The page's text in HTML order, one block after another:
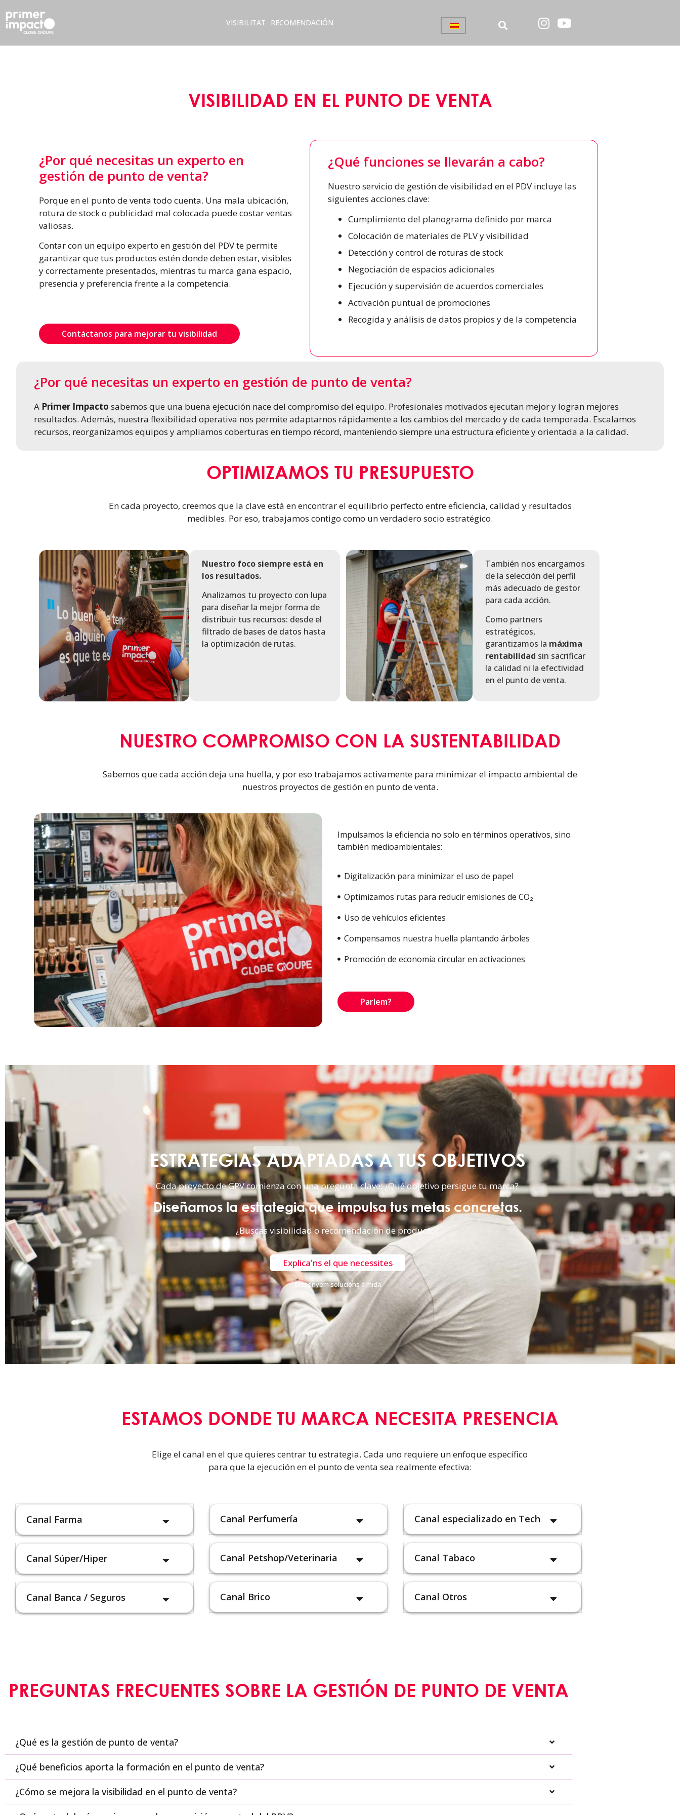
VISIBILITAT RECOMENDACIÓN
VISIBILIDAD EN EL PUNTO DE VENTA
¿Por qué necesitas un experto en
gestión de punto de venta?
Porque en el punto de venta todo cuenta. Una mala ubicación,
rotura de stock o publicidad mal colocada puede costar ventas
valiosas.
Contar con un equipo experto en gestión del PDV te permite
garantizar que tus productos estén donde deben estar, visibles
y correctamente presentados, mientras tu marca gana espacio,
presencia y preferencia frente a la competencia.
Contáctanos para mejorar tu visibilidad
¿Qué funciones se llevarán a cabo?
Nuestro servicio de gestión de visibilidad en el PDV incluye las
siguientes acciones clave:
Cumplimiento del planograma definido por marca
Colocación de materiales de PLV y visibilidad
Detección y control de roturas de stock
Negociación de espacios adicionales
Ejecución y supervisión de acuerdos comerciales
Activación puntual de promociones
Recogida y análisis de datos propios y de la competencia
¿Por qué necesitas un experto en gestión de punto de venta?
A Primer Impacto sabemos que una buena ejecución nace del compromiso del equipo. Profesionales motivados ejecutan mejor y logran mejores
resultados. Además, nuestra flexibilidad operativa nos permite adaptarnos rápidamente a los cambios del mercado y de cada temporada. Escalamos
recursos, reorganizamos equipos y ampliamos coberturas en tiempo récord, manteniendo siempre una estructura eficiente y orientada a la calidad.
OPTIMIZAMOS TU PRESUPUESTO
En cada proyecto, creemos que la clave está en encontrar el equilibrio perfecto entre eficiencia, calidad y resultados
medibles. Por eso, trabajamos contigo como un verdadero socio estratégico.
Nuestro foco siempre está en
los resultados.
Analizamos tu proyecto con lupa
para diseñar la mejor forma de
distribuir tus recursos: desde el
filtrado de bases de datos hasta
la optimización de rutas.
También nos encargamos
de la selección del perfil
más adecuado de gestor
para cada acción.
Como partners
estratégicos,
garantizamos la máxima
rentabilidad sin sacrificar
la calidad ni la efectividad
en el punto de venta.
NUESTRO COMPROMISO CON LA SUSTENTABILIDAD
Sabemos que cada acción deja una huella, y por eso trabajamos activamente para minimizar el impacto ambiental de
nuestros proyectos de gestión en punto de venta.
Impulsamos la eficiencia no solo en términos operativos, sino
también medioambientales:
Digitalización para minimizar el uso de papel
Optimizamos rutas para reducir emisiones de CO₂
Uso de vehículos eficientes
Compensamos nuestra huella plantando árboles
Promoción de economía circular en activaciones
Parlem?
ESTRATEGIAS ADAPTADAS A TUS OBJETIVOS
Cada proyecto de GPV comienza con una pregunta clave: ¿Qué objetivo persigue tu marca?
Diseñamos la estrategia que impulsa tus metas concretas.
¿Buscas visibilidad o recomendación de producto?
Explica'ns el que necessites
Dissenyem solucions a mida
ESTAMOS DONDE TU MARCA NECESITA PRESENCIA
Elige el canal en el que quieres centrar tu estrategia. Cada uno requiere un enfoque específico
para que la ejecución en el punto de venta sea realmente efectiva:
Canal Farma
Canal Súper/Hiper
Canal Banca / Seguros
Canal Perfumería
Canal Petshop/Veterinaria
Canal Brico
Canal especializado en Tech
Canal Tabaco
Canal Otros
PREGUNTAS FRECUENTES SOBRE LA GESTIÓN DE PUNTO DE VENTA
¿Qué es la gestión de punto de venta?
¿Qué beneficios aporta la formación en el punto de venta?
¿Cómo se mejora la visibilidad en el punto de venta?